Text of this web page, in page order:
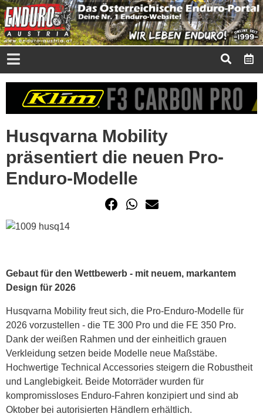
Husqvarna Mobility
präsentiert die neuen Pro-
Enduro-Modelle
Gebaut für den Wettbewerb - mit neuem, markantem
Design für 2026
Husqvarna Mobility freut sich, die Pro-Enduro-Modelle für
2026 vorzustellen - die TE 300 Pro und die FE 350 Pro.
Dank der weißen Rahmen und der einheitlich grauen
Verkleidung setzen beide Modelle neue Maßstäbe.
Hochwertige Technical Accessories steigern die Robustheit
und Langlebigkeit. Beide Motorräder wurden für
kompromissloses Enduro-Fahren konzipiert und sind ab
Oktober bei autorisierten Händlern erhältlich.